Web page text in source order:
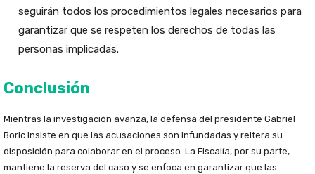
seguirán todos los procedimientos legales necesarios para
garantizar que se respeten los derechos de todas las
personas implicadas.
Conclusión
Mientras la investigación avanza, la defensa del presidente Gabriel
Boric insiste en que las acusaciones son infundadas y reitera su
disposición para colaborar en el proceso. La Fiscalía, por su parte,
mantiene la reserva del caso y se enfoca en garantizar que las